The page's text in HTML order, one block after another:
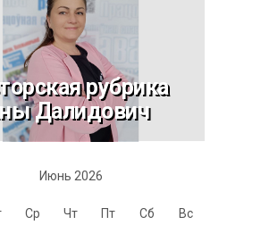
рубрика
Далидович
Июнь 2026
Ср Чт Пт Сб Вс